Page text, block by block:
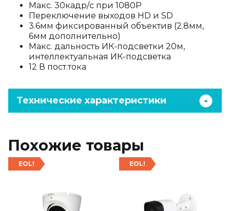
Макс. 30кадр/с при 1080P
Переключение выходов HD и SD
3.6мм фиксированный объектив (2.8мм,
6мм дополнительно)
Макс. дальность ИК-подсветки 20м,
интеллектуальная ИК-подсветка
12 В пост.тока
Технические характеристики
Похожие товары
EOL! EOL!